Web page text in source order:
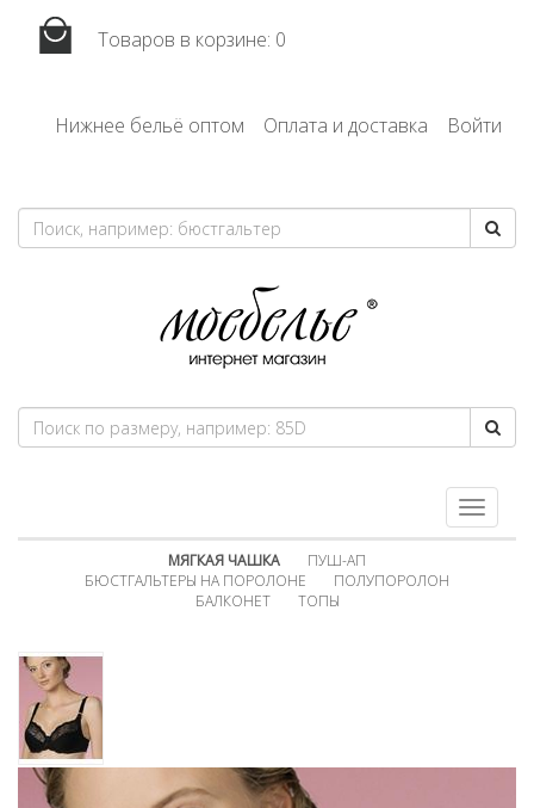
Товаров в корзине: 0
Нижнее бельё оптом Оплата и доставка Войти
Toggle
navigation
МЯГКАЯ ЧАШКА
ПУШ-АП
БЮСТГАЛЬТЕРЫ НА ПОРОЛОНЕ
ПОЛУПОРОЛОН
БАЛКОНЕТ
ТОПЫ